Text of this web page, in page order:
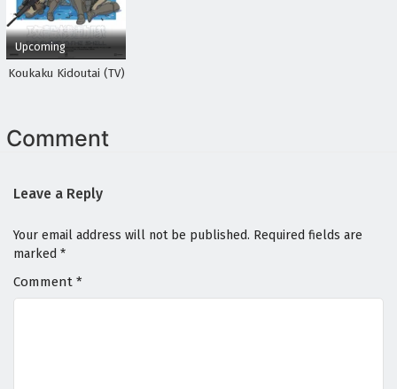
Upcoming
Koukaku Kidoutai (TV)
Comment
Leave a Reply
Your email address will not be published. Required fields are
marked *
Comment *